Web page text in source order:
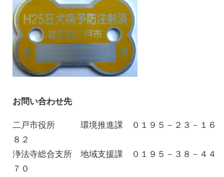
お問い合わせ先
二戸市役所 環境推進課 ０１９５－２３－１６
８２
浄法寺総合支所 地域支援課 ０１９５－３８－４４
７０